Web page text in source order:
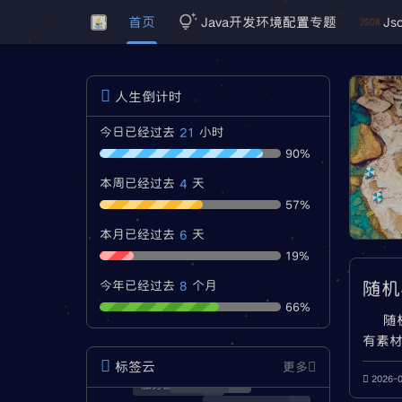
首页 Java开发环境配置专题
随
随
有素
内容
2026-
人生倒计时
今日已经过去 21 小时
90%
本周已经过去 4 天
57%
本月已经过去 6 天
19%
今年已经过去 8 个月
66%
标签云 更多
服务器安全 1